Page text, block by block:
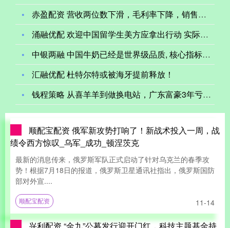
赤盈配资 营收两位数下滑，毛利率下降，销售费用增长，富安娜上
涌融优配 欢迎中国留学生美方应拿出行动 实际行动才是正途
中银两融 中国牛奶已经是世界级品质, 核心指标总体水平优于欧
汇融优配 杜特尔特或被海牙提前释放！
钱程策略 从喜羊羊到做换电站，广东富豪3年亏掉18亿
顺配宝配资 俄军新攻势打响了！新战术投入一周，战
绩令西方惊叹_乌军_成功_顿涅茨克
最新的消息传来，俄罗斯军队正式启动了针对乌克兰的春季攻
势！根据7月18日的报道，俄罗斯卫星通讯社指出，俄罗斯国防
部对外宣....
顺配宝配资 11-14